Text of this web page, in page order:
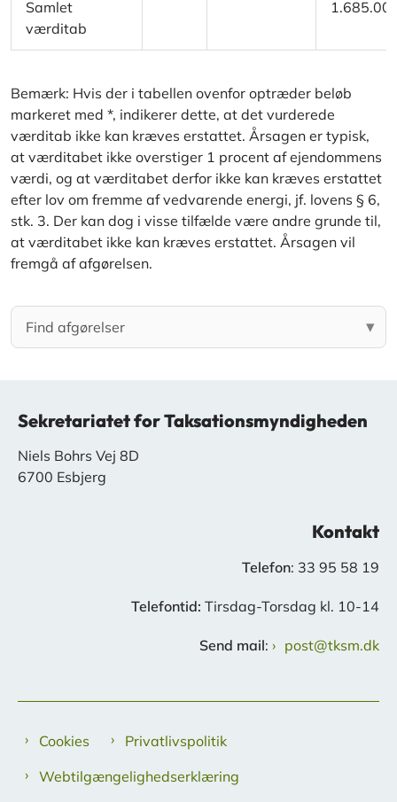
Samlet
værditab
Bemærk: Hvis der i tabellen ovenfor optræder beløb
markeret med *, indikerer dette, at det vurderede
værditab ikke kan kræves erstattet. Årsagen er typisk,
at værditabet ikke overstiger 1 procent af ejendommens
værdi, og at værditabet derfor ikke kan kræves erstattet
efter lov om fremme af vedvarende energi, jf. lovens § 6,
stk. 3. Der kan dog i visse tilfælde være andre grunde til,
at værditabet ikke kan kræves erstattet. Årsagen vil
fremgå af afgørelsen.
Sekretariatet for Taksationsmyndigheden
Niels Bohrs Vej 8D
6700 Esbjerg
Kontakt
Telefon: 33 95 58 19
Telefontid: Tirsdag-Torsdag kl. 10-14
Send mail: post@tksm.dk
Cookies
Privatlivspolitik
Webtilgængelighedserklæring